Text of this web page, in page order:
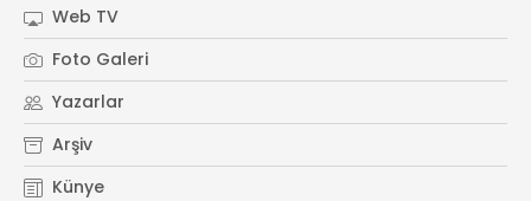
Web TV
Foto Galeri
Yazarlar
Arşiv
Künye